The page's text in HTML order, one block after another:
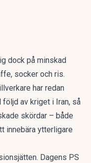
dock på minskad
socker och ris.
har redan
av kriget i Iran, så
skördar – både
innebära ytterligare
Dagens PS